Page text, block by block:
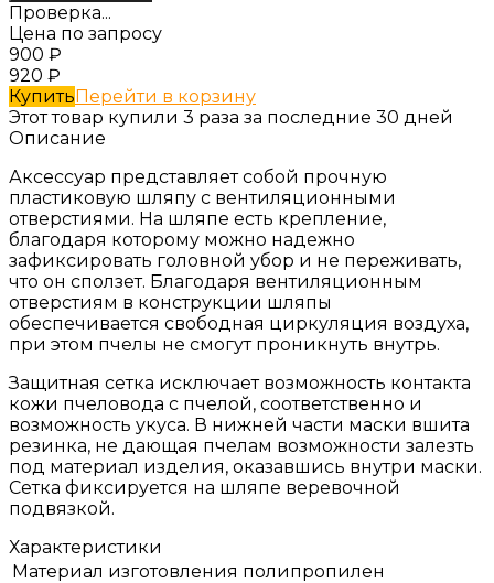
Проверка...
Цена по запросу
900 ₽
920 ₽
КупитьПерейти в корзину
Этот товар купили 3 раза за последние 30 дней
Описание
Аксессуар представляет собой прочную
пластиковую шляпу с вентиляционными
отверстиями. На шляпе есть крепление,
благодаря которому можно надежно
зафиксировать головной убор и не переживать,
что он сползет. Благодаря вентиляционным
отверстиям в конструкции шляпы
обеспечивается свободная циркуляция воздуха,
при этом пчелы не смогут проникнуть внутрь.
Защитная сетка исключает возможность контакта
кожи пчеловода с пчелой, соответственно и
возможность укуса. В нижней части маски вшита
резинка, не дающая пчелам возможности залезть
под материал изделия, оказавшись внутри маски.
Сетка фиксируется на шляпе веревочной
подвязкой.
Характеристики
Материал изготовления полипропилен